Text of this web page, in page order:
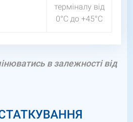
терміналу від
0°С до +45°С
в залежності від